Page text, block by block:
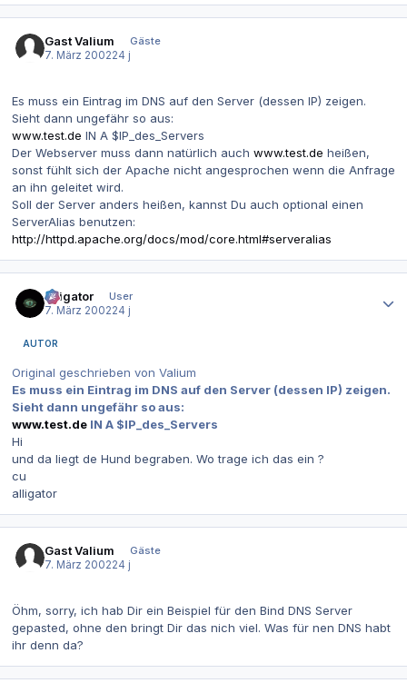
Gast Valium
Gäste
7. März 200224 j
Es muss ein Eintrag im DNS auf den Server (dessen IP) zeigen.
Sieht dann ungefähr so aus:
www.test.de IN A $IP_des_Servers
Der Webserver muss dann natürlich auch www.test.de heißen,
sonst fühlt sich der Apache nicht angesprochen wenn die Anfrage
an ihn geleitet wird.
Soll der Server anders heißen, kannst Du auch optional einen
ServerAlias benutzen:
http://httpd.apache.org/docs/mod/core.html#serveralias
alligator
User
7. März 200224 j
AUTOR
Original geschrieben von Valium
Es muss ein Eintrag im DNS auf den Server (dessen IP) zeigen.
Sieht dann ungefähr so aus:
www.test.de IN A $IP_des_Servers
Hi
und da liegt de Hund begraben. Wo trage ich das ein ?
cu
alligator
Gast Valium
Gäste
7. März 200224 j
Öhm, sorry, ich hab Dir ein Beispiel für den Bind DNS Server
gepasted, ohne den bringt Dir das nich viel. Was für nen DNS habt
ihr denn da?